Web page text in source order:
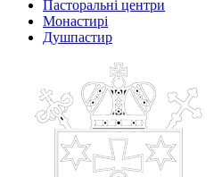
Пасторальні центри
Монастирі
Душпастир